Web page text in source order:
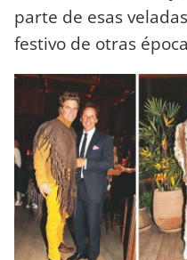
parte de esas
festivo de otras